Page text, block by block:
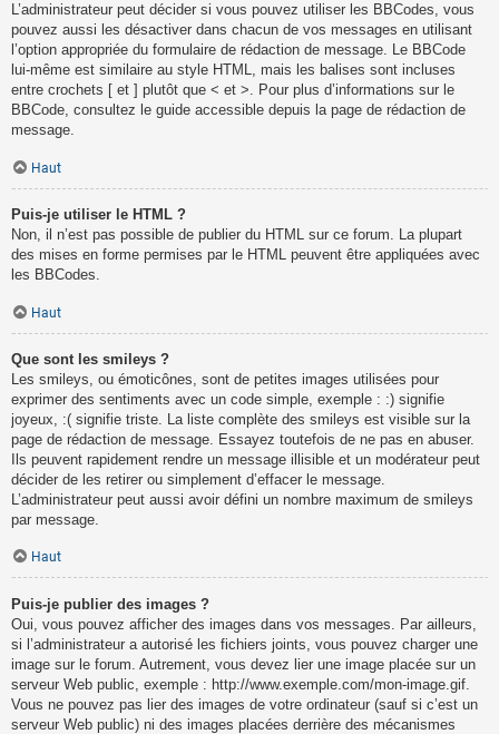
L’administrateur peut décider si vous pouvez utiliser les BBCodes, vous
pouvez aussi les désactiver dans chacun de vos messages en utilisant
l’option appropriée du formulaire de rédaction de message. Le BBCode
lui-même est similaire au style HTML, mais les balises sont incluses
entre crochets [ et ] plutôt que < et >. Pour plus d’informations sur le
BBCode, consultez le guide accessible depuis la page de rédaction de
message.
Haut
Puis-je utiliser le HTML ?
Non, il n’est pas possible de publier du HTML sur ce forum. La plupart
des mises en forme permises par le HTML peuvent être appliquées avec
les BBCodes.
Haut
Que sont les smileys ?
Les smileys, ou émoticônes, sont de petites images utilisées pour
exprimer des sentiments avec un code simple, exemple : :) signifie
joyeux, :( signifie triste. La liste complète des smileys est visible sur la
page de rédaction de message. Essayez toutefois de ne pas en abuser.
Ils peuvent rapidement rendre un message illisible et un modérateur peut
décider de les retirer ou simplement d’effacer le message.
L’administrateur peut aussi avoir défini un nombre maximum de smileys
par message.
Haut
Puis-je publier des images ?
Oui, vous pouvez afficher des images dans vos messages. Par ailleurs,
si l’administrateur a autorisé les fichiers joints, vous pouvez charger une
image sur le forum. Autrement, vous devez lier une image placée sur un
serveur Web public, exemple : http://www.exemple.com/mon-image.gif.
Vous ne pouvez pas lier des images de votre ordinateur (sauf si c’est un
serveur Web public) ni des images placées derrière des mécanismes